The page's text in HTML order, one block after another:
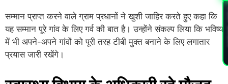
सम्मान प्राप्त करने वाले ग्राम प्रधानों ने खुशी जाहिर करते हुए कहा कि
यह सम्मान पूरे गांव के लिए गर्व की बात है। उन्होंने संकल्प लिया कि भविष्य
में भी अपने-अपने गांवों को पूरी तरह टीबी मुक्त बनाने के लिए लगातार
प्रयास जारी रखेंगे।